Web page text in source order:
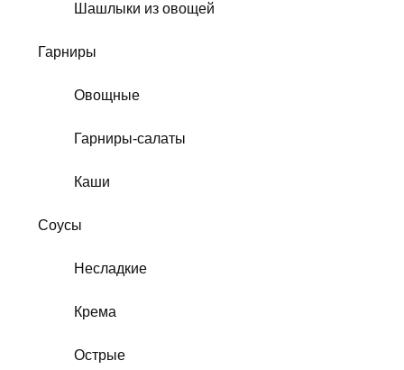
Шашлыки из овощей
Гарниры
Овощные
Гарниры-салаты
Каши
Соусы
Несладкие
Крема
Острые